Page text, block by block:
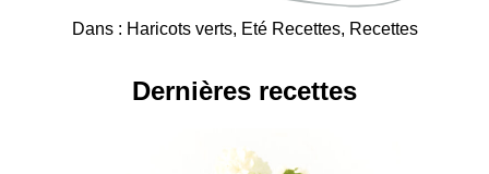
Dans : Haricots verts, Eté Recettes, Recettes
Dernières recettes